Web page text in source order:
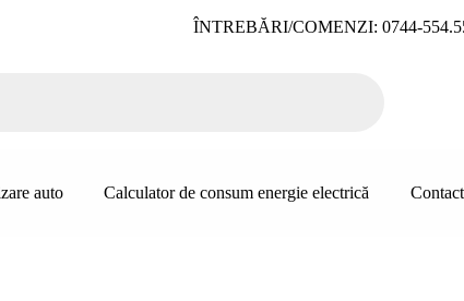
ÎNTREBĂRI/COMENZI: 0744-
auto Calculator de consum energie electrică Contact